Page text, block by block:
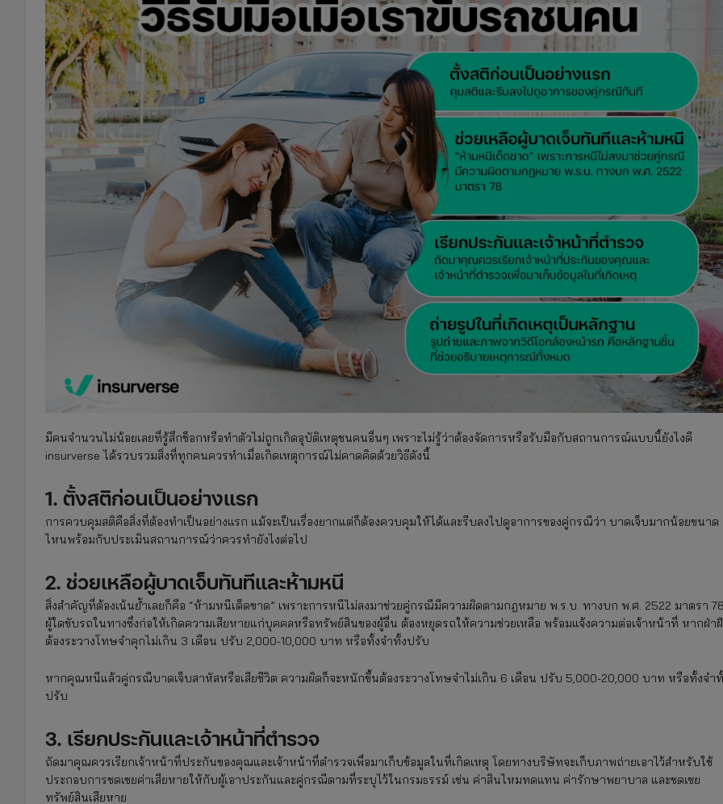
มีคนจำนวนไม่น้อยเลยที่รู้สึกช็อกหรือทำตัวไม่ถูกเกิดอุบัติเหตุชนคนอื่นๆ เพราะไม่รู้ว่าต้องจัดการหรือรับมือกับสถานการณ์แบบนี้ยังไงดี
insurverse ได้รวบรวมสิ่งที่ทุกคนควรทำเมื่อเกิดเหตุการณ์ไม่คาดคิดด้วยวิธีดังนี้
1. ตั้งสติก่อนเป็นอย่างแรก
การควบคุมสติคือสิ่งที่ต้องทำเป็นอย่างแรก แม้จะเป็นเรื่องยากแต่ก็ต้องควบคุมให้ได้และรีบลงไปดูอาการของคู่กรณีว่า บาดเจ็บมากน้อยขนาด
ไหนพร้อมกับประเมินสถานการณ์ว่าควรทำยังไงต่อไป
2. ช่วยเหลือผู้บาดเจ็บทันทีและห้ามหนี
สิ่งสำคัญที่ต้องเน้นย้ำเลยก็คือ “ห้ามหนีเด็ดขาด” เพราะการหนีไม่ลงมาช่วยคู่กรณีมีความผิดตามกฎหมาย พ.ร.บ. ทางบก พ.ศ. 2522 มาตรา
ผู้ใดขับรถในทางซึ่งก่อให้เกิดความเสียหายแก่บุคคลหรือทรัพย์สินของผู้อื่น ต้องหยุดรถให้ความช่วยเหลือ พร้อมแจ้งความต่อเจ้าหน้าที่ หากฝ่า
ต้องระวางโทษจำคุกไม่เกิน 3 เดือน ปรับ 2,000-10,000 บาท หรือทั้งจำทั้งปรับ
หากคุณหนีแล้วคู่กรณีบาดเจ็บสาหัสหรือเสียชีวิต ความผิดก็จะหนักขึ้นต้องระวางโทษจำไม่เกิน 6 เดือน ปรับ 5,000-20,000 บาท หรือทั้งจำ
ปรับ
3. เรียกประกันและเจ้าหน้าที่ตำรวจ
ถัดมาคุณควรเรียกเจ้าหน้าที่ประกันของคุณและเจ้าหน้าที่ตำรวจเพื่อมาเก็บข้อมูลในที่เกิดเหตุ โดยทางบริษัทจะเก็บภาพถ่ายเอาไว้สำหรับใช้
ประกอบการชดเชยค่าเสียหายให้กับผู้เอาประกันและคู่กรณีตามที่ระบุไว้ในกรมธรรม์ เช่น ค่าสินไหมทดแทน ค่ารักษาพยาบาล และชดเชย
ทรัพย์สินเสียหาย